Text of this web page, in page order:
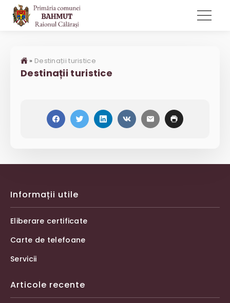
» Destinații turistice
Destinații turistice
Informații utile
Eliberare certificate
Carte de telefoane
Servicii
Articole recente